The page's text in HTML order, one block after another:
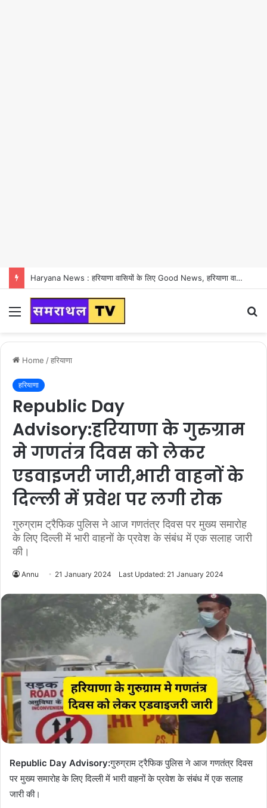
Haryana News : हरियाणा वासियों के लिए Good News, हरियाणा वासियों का गुरुग्राम में अपना घर लेने का सपना होगा साकार
Menu
Home /हरियाणा
हरियाणा
Republic Day
Advisory:हरियाणा के गुरुग्राम
मे गणतंत्र दिवस को लेकर
एडवाइजरी जारी,भारी वाहनों के
दिल्ली में प्रवेश पर लगी रोक
गुरुग्राम ट्रैफिक पुलिस ने आज गणतंत्र दिवस पर मुख्य समारोह
के लिए दिल्ली में भारी वाहनों के प्रवेश के संबंध में एक सलाह जारी
की।
Annu 21 January 2024 Last Updated: 21 January 2024
Republic Day Advisory:गुरुग्राम ट्रैफिक पुलिस ने आज गणतंत्र दिवस
पर मुख्य समारोह के लिए दिल्ली में भारी वाहनों के प्रवेश के संबंध में एक सलाह
जारी की।